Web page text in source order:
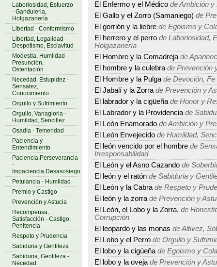
Laboriosidad, Esfuerzo
- Ganduleria,
Holgazanería
Libertad - Conformismo
Libertad, Legalidad -
Despotismo, Esclavitud
Modestia, Humildad -
Presunción,
Ostentación
Necedad, Estupidez -
Sensatez,
Conocimiento
Orgullo y Sufrimiento
Orgullo, Vanagloria -
Humildad, Sencillez
Osadía - Temeridad
Paciencia y
Entendimiento
Paciencia,Perseverancia
-
Impaciencia,Desasosiego
Petulancia - Humildad
Premio y Castigo
Prevención y Astucia
Recompensa,
Satisfacción - Castigo,
Penitencia
Respeto y Prudencia
Sabiduria y Gentileza
Sabiduria, Gentileza -
Necedad
El Enfermo y el Médico de Ambición y
El Gallo y el Zorro (Samaniego) de
El gorrión y la liebre de Egoismo y
El herrero y el perro de Laboriosidad,
Holgazanería
El Hombre y la Comadreja de
El hombre y la culebra de Prevención
El Hombre y la Pulga de Devoción,
El Jabalí y la Zorra de Prevención y
El labrador y la cigüeña de Honor y
El Labrador y la Providencia de
El León Enamorado de Ambición y
El León Envejecido de Humildad,
El león vencido por el hombre de
Irresponsabilidad
El León y el Asno Cazando de
El león y el ratón de Sabiduria y
El León y la Cabra de Respeto y
El león y la zorra de Prevención y
El León, el Lobo y la Zorra. de
Corrupción
El leopardo y las monas de Altivez,
El Lobo y el Perro de Orgullo y
El lobo y la cigüeña de Egoismo y
El lobo y la oveja de Prevención y